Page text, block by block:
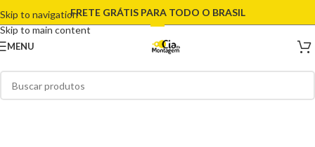
Skip to navigation
Skip to main content
FRETE GRÁTIS PARA TODO O BRASIL
MENU